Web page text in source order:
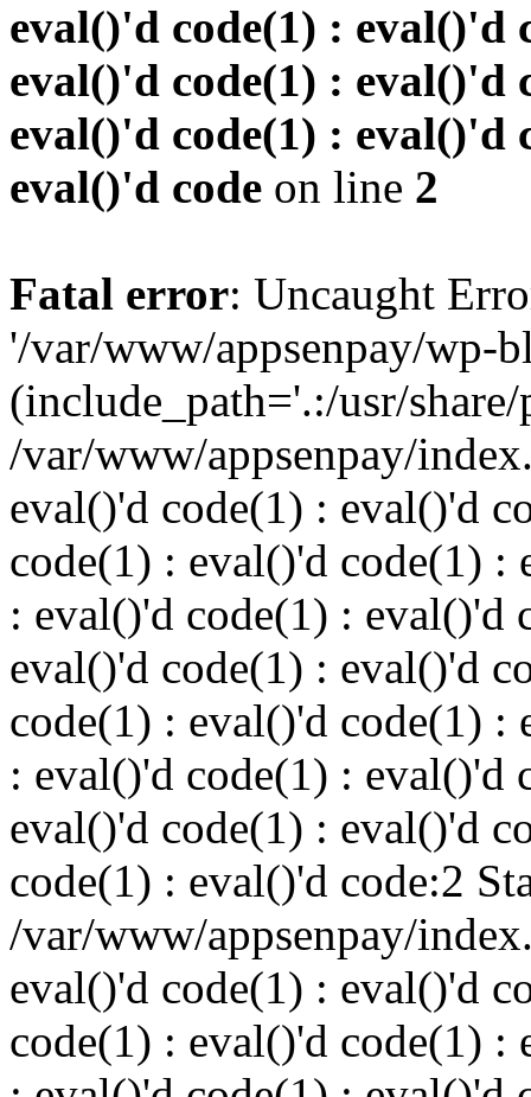
eval()'d code(1) : eval()'d
eval()'d code(1) : eval()'d
eval()'d code(1) : eval()'d
eval()'d code on line 2
Fatal error: Uncaught
'/var/www/appsenpay/wp-
(include_path='.:/usr/
/var/www/appsenpay/
eval()'d code(1) : eval()'d
code(1) : eval()'d code(1) :
: eval()'d code(1) : eval()'d
eval()'d code(1) : eval()'d
code(1) : eval()'d code(1) :
: eval()'d code(1) : eval()'d
eval()'d code(1) : eval()'d
code(1) : eval()'d code:2
/var/www/appsenpay/
eval()'d code(1) : eval()'d
code(1) : eval()'d code(1) :